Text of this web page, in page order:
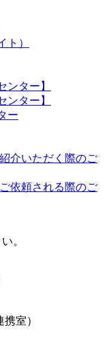
ト）
ンター】
ンター】
ー
介いただく際のご
依頼される際のご
。
携室）